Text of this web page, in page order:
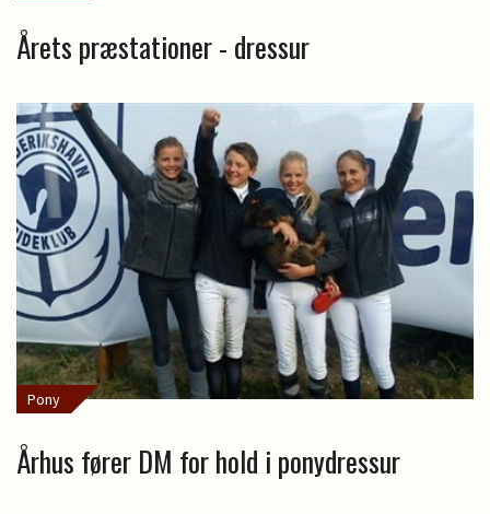
Årets præstationer - dressur
Pony
Århus fører DM for hold i ponydressur